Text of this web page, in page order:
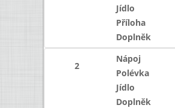
Jídlo
Příloha
Doplněk
2
Nápoj
Polévka
Jídlo
Doplněk